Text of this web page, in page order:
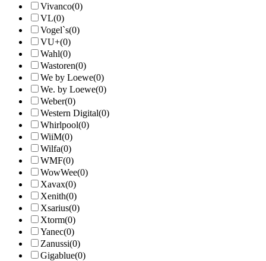
Vivanco(0)
VL(0)
Vogel`s(0)
VU+(0)
Wahl(0)
Wastoren(0)
We by Loewe(0)
We. by Loewe(0)
Weber(0)
Western Digital(0)
Whirlpool(0)
WiiM(0)
Wilfa(0)
WMF(0)
WowWee(0)
Xavax(0)
Xenith(0)
Xsarius(0)
Xtorm(0)
Yanec(0)
Zanussi(0)
Gigablue(0)